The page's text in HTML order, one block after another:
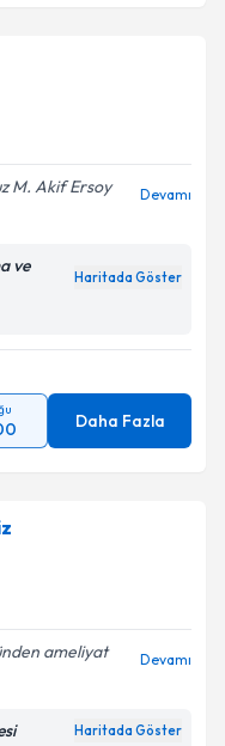
M. Akif Ersoy
Devamı
ve
Haritada Göster
Daha Fazla
ameliyat
Devamı
Haritada Göster